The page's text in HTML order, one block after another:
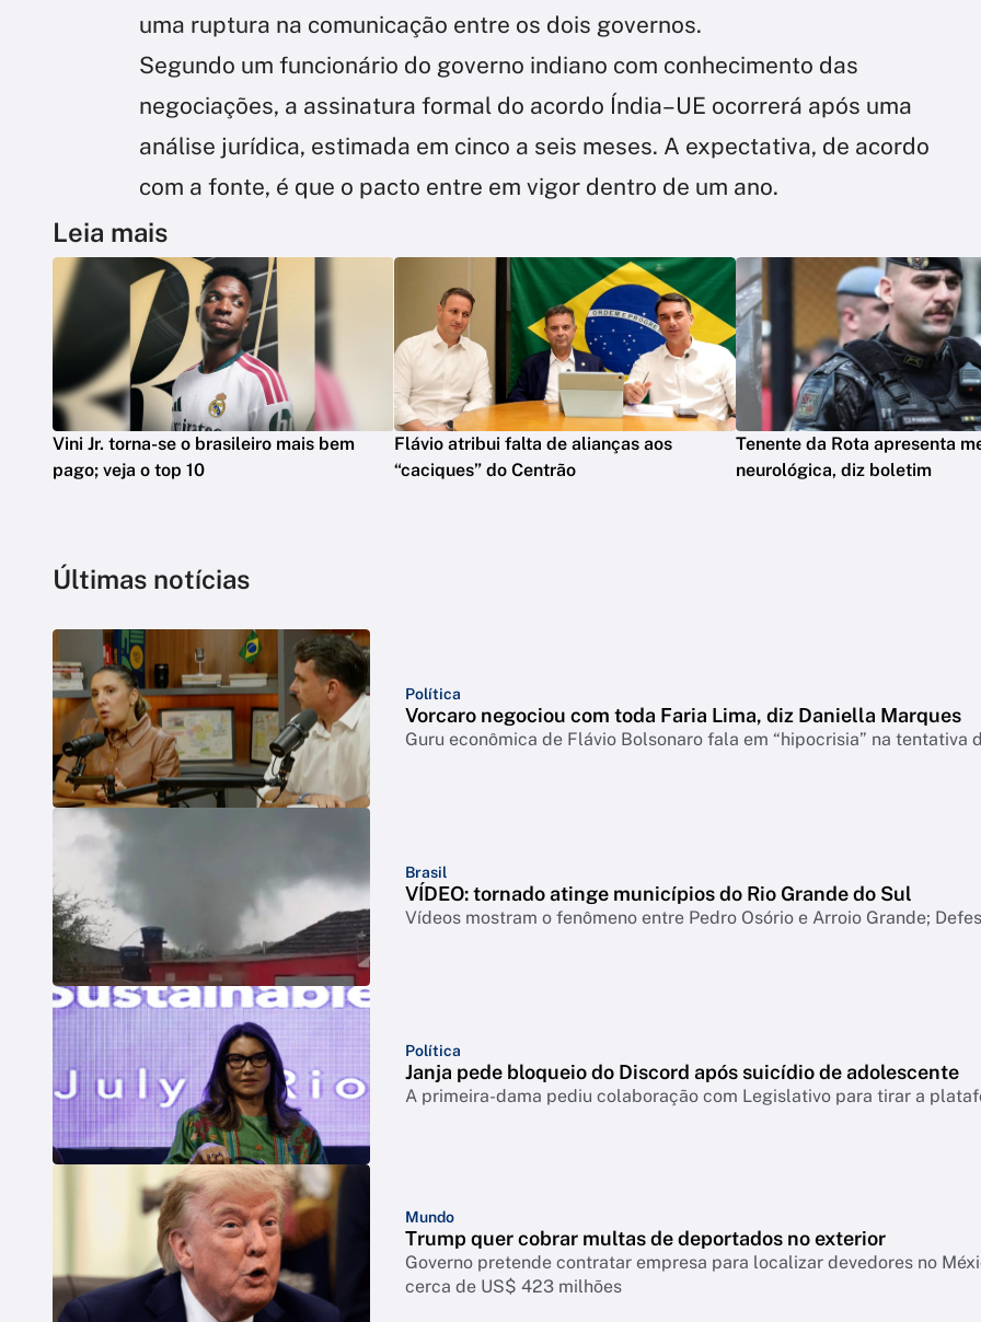
uma ruptura na comunicação entre os dois governos.
Segundo um funcionário do governo indiano com conhecimento das
negociações, a assinatura formal do acordo Índia–UE ocorrerá após uma
análise jurídica, estimada em cinco a seis meses. A expectativa, de acordo
com a fonte, é que o pacto entre em vigor dentro de um ano.
Leia mais
Vini Jr. torna-se o brasileiro mais bem
pago; veja o top 10
Flávio atribui falta de alianças aos
“caciques” do Centrão
Tenente da Rota apresenta
neurológica, diz boletim
Últimas notícias
Política
Vorcaro negociou com toda Faria Lima, diz Daniella Marques
Guru econômica de Flávio Bolsonaro fala em “hipocrisia” na tentativa
Brasil
VÍDEO: tornado atinge municípios do Rio Grande do Sul
Vídeos mostram o fenômeno entre Pedro Osório e Arroio Grande;
Política
Janja pede bloqueio do Discord após suicídio de adolescente
A primeira-dama pediu colaboração com Legislativo para tirar a
Mundo
Trump quer cobrar multas de deportados no exterior
Governo pretende contratar empresa para localizar devedores no
cerca de US$ 423 milhões